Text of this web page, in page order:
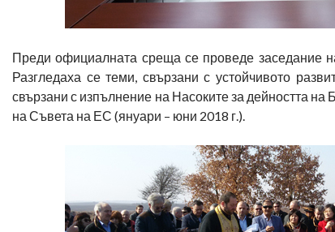
Преди официалната среща се проведе заседание
Разгледаха се теми, свързани с устойчивото
свързани с изпълнение на Насоките за дейността
на Съвета на ЕС (януари – юни 2018 г.).